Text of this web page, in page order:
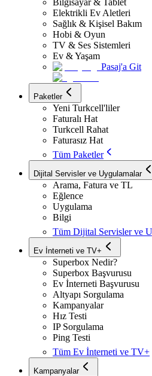
Bilgisayar & Tablet
Elektrikli Ev Aletleri
Sağlık & Kişisel Bakım
Hobi & Oyun
TV & Ses Sistemleri
Ev & Yaşam
Pasaj'a Git
Paketler
Yeni Turkcell'liler
Faturalı Hat
Turkcell Rahat
Faturasız Hat
Tüm Paketler
Dijital Servisler ve Uygulamalar
Arama, Fatura ve TL
Eğlence
Uygulama
Bilgi
Tüm Dijital Servisler ve
Ev İnterneti ve TV+
Superbox Nedir?
Superbox Başvurusu
Ev İnterneti Başvurusu
Altyapı Sorgulama
Kampanyalar
Hız Testi
IP Sorgulama
Ping Testi
Tüm Ev İnterneti ve TV+
Kampanyalar